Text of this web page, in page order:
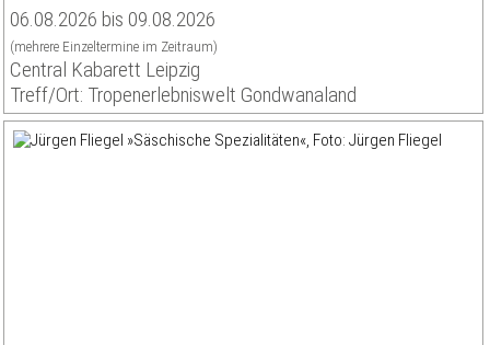
06.08.2026 bis 09.08.2026
(mehrere Einzeltermine im Zeitraum)
Central Kabarett Leipzig
Treff/Ort: Tropenerlebniswelt Gondwanaland